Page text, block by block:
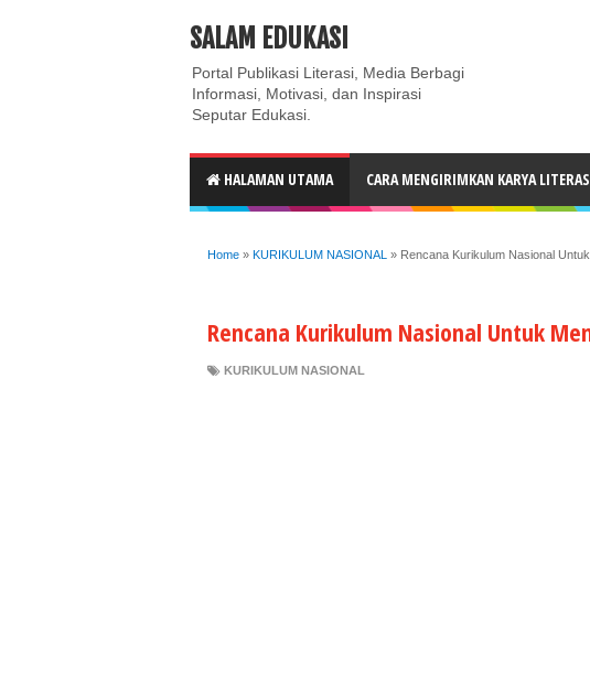
ABOUT CONTACT US
SALAM EDUKASI
Portal Publikasi Literasi, Media Berbagi
Informasi, Motivasi, dan Inspirasi
Seputar Edukasi.
HALAMAN UTAMA CARA MENGIRIMKAN KARYA
Home » KURIKULUM NASIONAL » Rencana Kurikulum Nasional
Rencana Kurikulum Nasional Untuk
KURIKULUM NASIONAL